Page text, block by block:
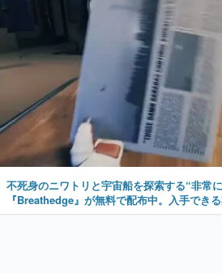
不死身のニワトリと宇宙船を探索する“非常
『Breathedge』が無料で配布中。入手でき